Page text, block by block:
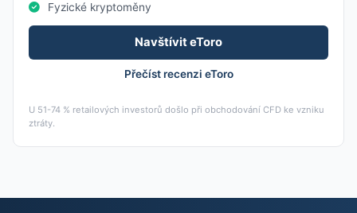
Fyzické kryptoměny
Navštívit eToro
Přečíst recenzi eToro
U 51-74 % retailových investorů došlo při obchodování CFD ke vzniku
ztráty.